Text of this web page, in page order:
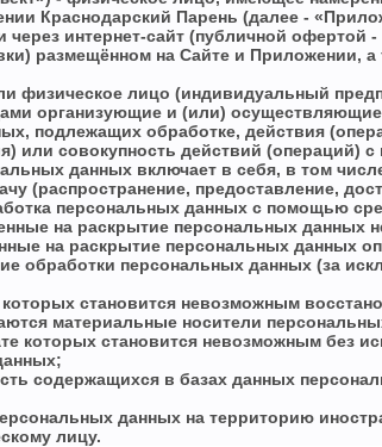
Краснодарский Парень (далее -
интернет-сайт (публичной
размещённом на Сайте и
физическое лицо (индивидуальный
организующие и (или)
подлежащих обработке, действия
или совокупность действий
данных включает в себя, в том
(распространение, предоставление,
персональных данных с помощью
на раскрытие персональных данных
на раскрытие персональных данных
обработки персональных данных (за
становится невозможным
материальные носители
которых становится невозможным без
содержащихся в базах данных
данных на территорию
лицу.